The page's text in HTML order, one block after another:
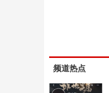
频道热点